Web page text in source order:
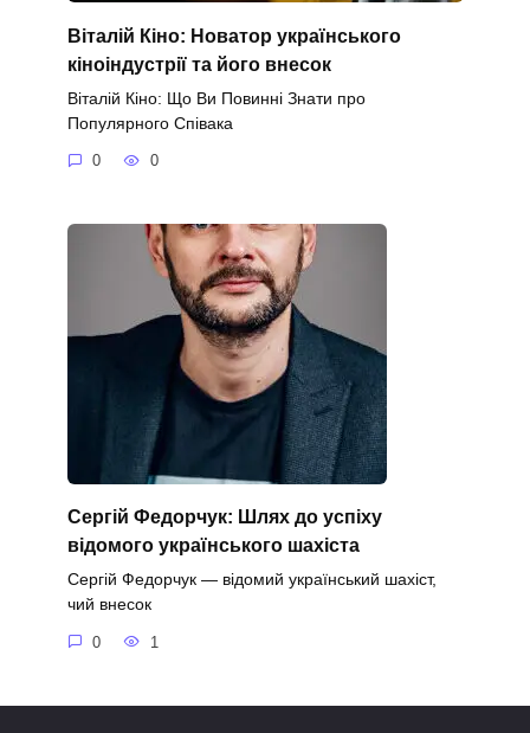
Віталій Кіно: Новатор українського
кіноіндустрії та його внесок
Віталій Кіно: Що Ви Повинні Знати про
Популярного Співака
0 0
Сергій Федорчук: Шлях до успіху
відомого українського шахіста
Сергій Федорчук — відомий український шахіст,
чий внесок
0 1